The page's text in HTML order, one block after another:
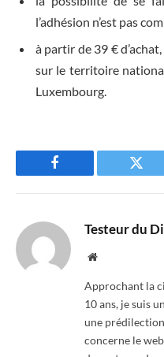
l’adhésion n’est pas
à partir de 39 €
sur le territoire
Luxembourg.
Facebook
Testeur du
Website
Approchant la
10 ans, je suis
une
concerne le